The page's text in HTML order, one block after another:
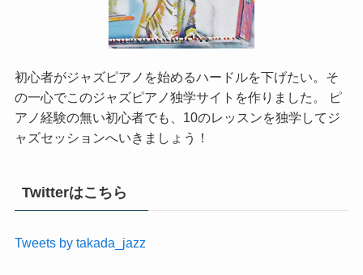
初心者がジャズピアノを始めるハードルを下げたい。そ
の一心でこのジャズピアノ独学サイトを作りました。 ピ
アノ経験の無い初心者でも、10のレッスンを独学してジ
ャズセッションへいきましょう！
Twitterはこちら
Tweets by takada_jazz